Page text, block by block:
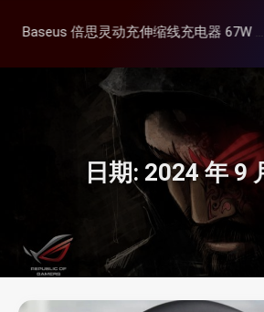
缩线充电器 67W 3C，超耐用可伸缩线、氮化镓、3C多设备同时充
日期: 2024 年 9